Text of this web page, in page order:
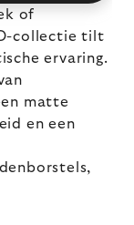
of
collectie tilt
ervaring.
matte
en een